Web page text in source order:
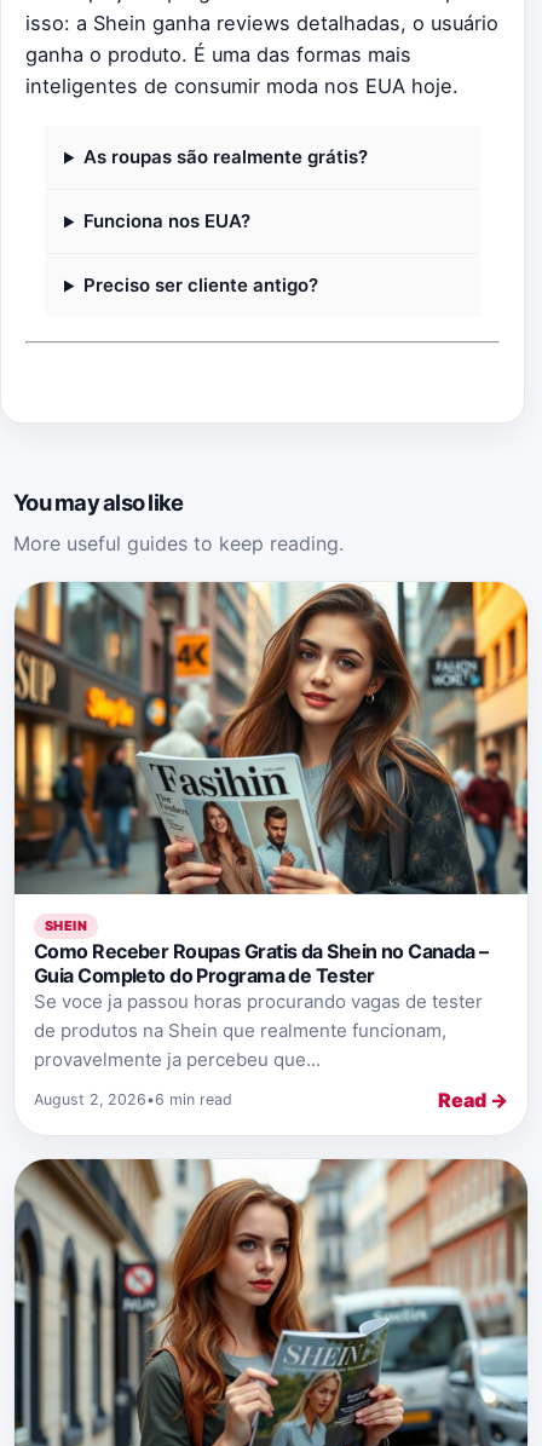
isso: a Shein ganha reviews detalhadas, o usuário
ganha o produto. É uma das formas mais
inteligentes de consumir moda nos EUA hoje.
As roupas são realmente grátis?
Funciona nos EUA?
Preciso ser cliente antigo?
You may also like
More useful guides to keep reading.
SHEIN
Como Receber Roupas Gratis da Shein no Canada –
Guia Completo do Programa de Tester
Se voce ja passou horas procurando vagas de tester
de produtos na Shein que realmente funcionam,
provavelmente ja percebeu que...
August 2, 2026•6 min read Read →